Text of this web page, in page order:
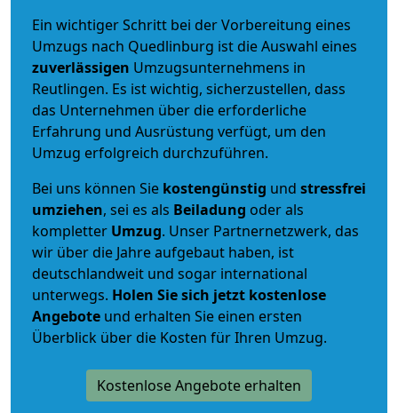
Ein wichtiger Schritt bei der Vorbereitung eines
Umzugs nach Quedlinburg ist die Auswahl eines
zuverlässigen Umzugsunternehmens in
Reutlingen. Es ist wichtig, sicherzustellen, dass
das Unternehmen über die erforderliche
Erfahrung und Ausrüstung verfügt, um den
Umzug erfolgreich durchzuführen.
Bei uns können Sie kostengünstig und stressfrei
umziehen, sei es als Beiladung oder als
kompletter Umzug. Unser Partnernetzwerk, das
wir über die Jahre aufgebaut haben, ist
deutschlandweit und sogar international
unterwegs. Holen Sie sich jetzt kostenlose
Angebote und erhalten Sie einen ersten
Überblick über die Kosten für Ihren Umzug.
Kostenlose Angebote erhalten